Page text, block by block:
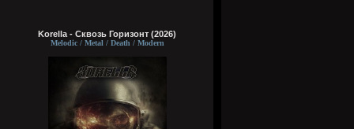
Korella - Сквозь Горизонт (2026)
Melodic / Metal / Death / Modern